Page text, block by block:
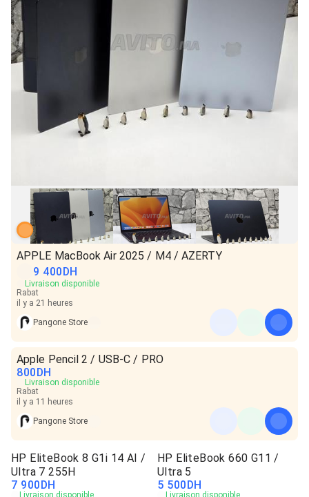
APPLE MacBook Air 2025 / M4 / AZERTY
9 400DH
Livraison disponible
Rabat
il y a 21 heures
Pangone Store
Apple Pencil 2 / USB-C / PRO
800DH
Livraison disponible
Rabat
il y a 11 heures
Pangone Store
HP EliteBook 8 G1i 14 AI /
Ultra 7 255H
7 900DH
Livraison disponible
HP EliteBook 660 G11 /
Ultra 5
5 500DH
Livraison disponible